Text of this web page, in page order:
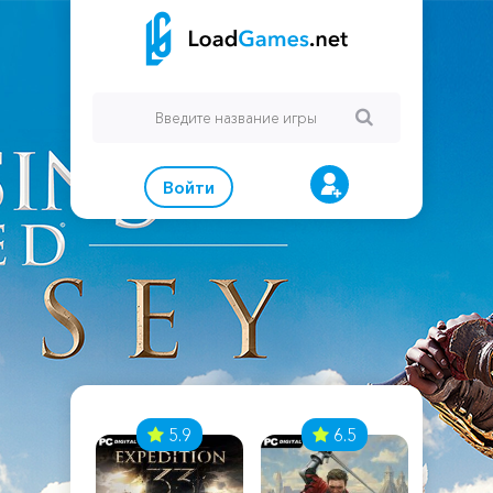
Войти
5.9 6.5